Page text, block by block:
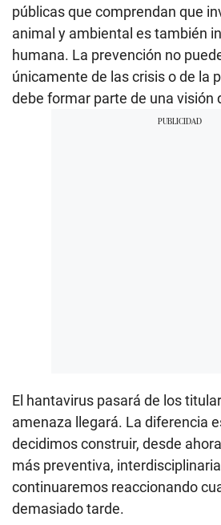
públicas que comprendan que
animal y ambiental es también
humana. La prevención no
únicamente de las crisis o de la
debe formar parte de una visión
El hantavirus pasará de los
amenaza llegará. La diferencia
decidimos construir, desde
más preventiva,
continuaremos reaccionando
demasiado tarde.